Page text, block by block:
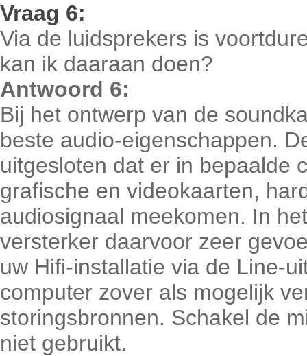
Vraag 6:
Via de luidsprekers is
kan ik daaraan doen?
Antwoord 6:
Bij het ontwerp van de
beste audio-eigenschappen.
uitgesloten dat er in bepaalde
grafische en videokaarten,
audiosignaal meekomen. In
versterker daarvoor zeer
uw Hifi-installatie via de Line-
computer zover als mogelijk
storingsbronnen. Schakel de
niet gebruikt.